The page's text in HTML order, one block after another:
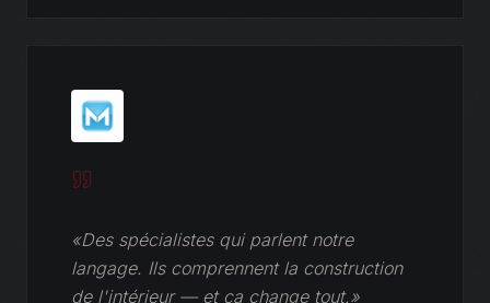
«Des spécialistes qui parlent notre
langage. Ils comprennent la construction
de l'intérieur — et ça change tout.»